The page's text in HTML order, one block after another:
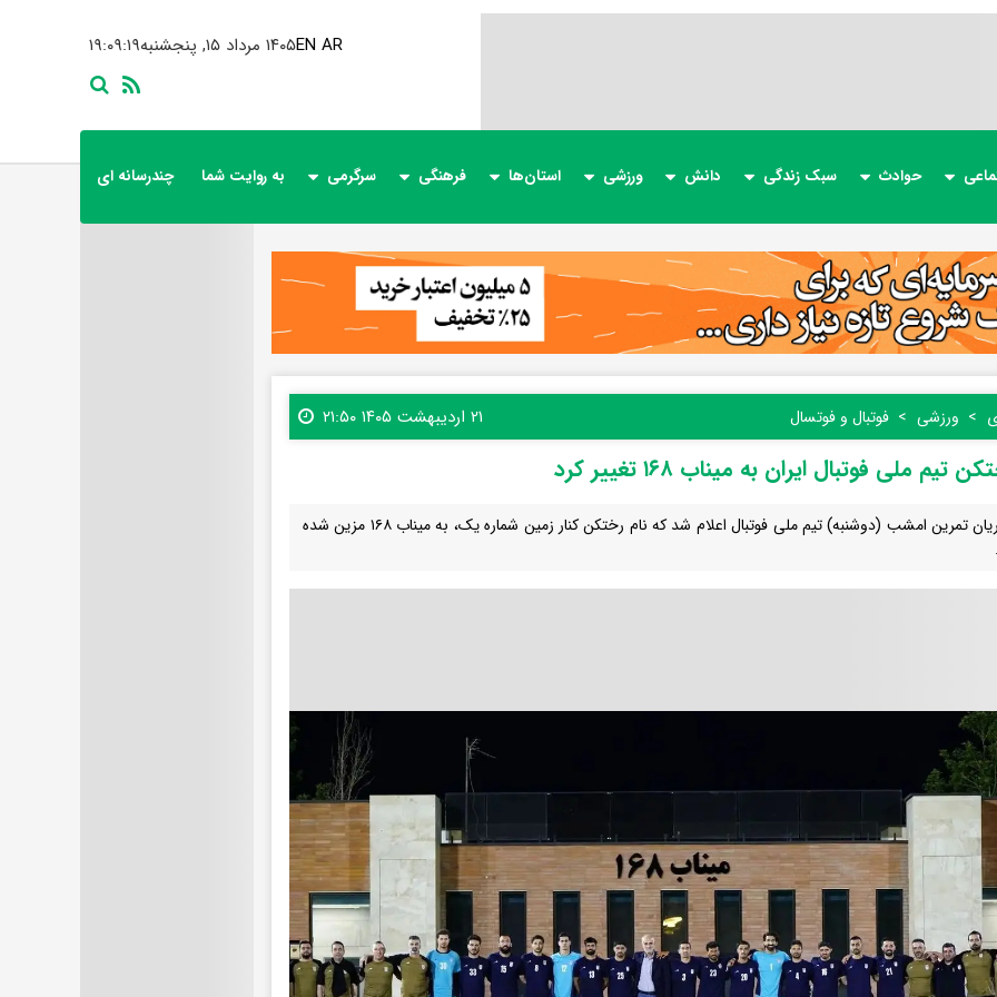
۱۹:۰۹:۲۰ ۱۴۰۵ مرداد ۱۵, پنجشنبهEN AR
حوادث سبک زندگی دانش ورزشی استان‌ها فرهنگی سرگرمی به روایت شما چندرسانه ای
ورزشی فوتبال و فوتسال ۲۱ اردیبهشت ۱۴۰۵ ۲۱:۵۰
تیم ملی فوتبال ایران به میناب ۱۶۸ تغییر کرد
در جریان تمرین امشب (دوشنبه) تیم ملی فوتبال اعلام شد که نام رختکن کنار زمین شماره یک، به میناب ۱۶۸ مزین شده